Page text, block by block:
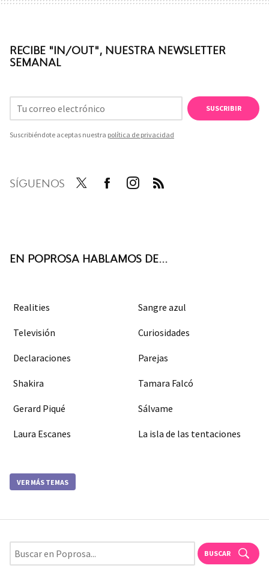
RECIBE "IN/OUT", NUESTRA NEWSLETTER
SEMANAL
SUSCRIBIR
Suscribiéndote aceptas nuestra política de privacidad
SÍGUENOS
EN POPROSA HABLAMOS DE...
Realities Sangre azul
Televisión Curiosidades
Declaraciones Parejas
Shakira Tamara Falcó
Gerard Piqué Sálvame
Laura Escanes La isla de las tentaciones
VER MÁS TEMAS
BUSCAR